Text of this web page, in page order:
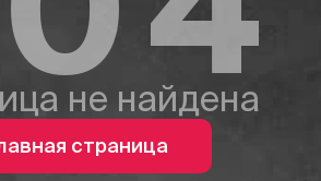
не найдена
страница